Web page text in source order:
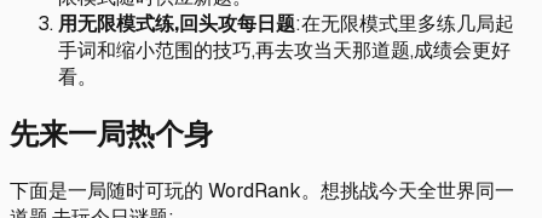
用无限模式练,回头攻每日题:在无限模式里多练几局起
手词和缩小范围的技巧,再去攻当天那道题,成绩会更好
看。
先来一局热个身
下面是一局随时可玩的 WordRank。想挑战今天全世界同一